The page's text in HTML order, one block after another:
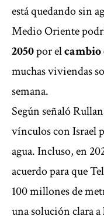
está quedando sin
Medio Oriente
2050por el
muchas viviendas
semana.
Según señaló
vínculos con Israel
agua. Incluso, en
acuerdopara que
100 millones de
una solución clara a